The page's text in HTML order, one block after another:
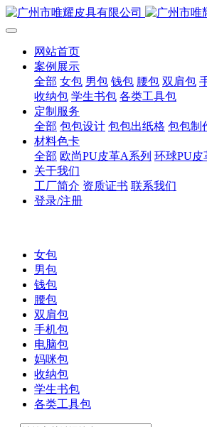
网站首页
案例展示
全部 女包 男包 钱包 腰包 双肩包
收纳包 学生书包 各类工具包
定制服务
全部 包包设计 包包出纸格 包包制
材料色卡
全部 欧尚PU皮革A系列 环球PU皮
关于我们
工厂简介 资质证书 联系我们
登录/注册
女包
男包
钱包
腰包
双肩包
手机包
电脑包
妈咪包
收纳包
学生书包
各类工具包